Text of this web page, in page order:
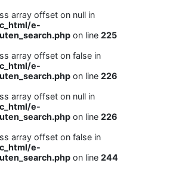
array offset on null in
e-
on line 225
array offset on false in
e-
on line 226
array offset on null in
e-
on line 226
array offset on false in
e-
on line 244